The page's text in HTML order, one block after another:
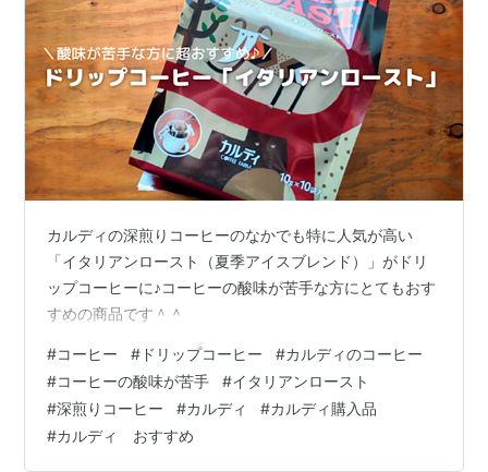
カルディの深煎りコーヒーのなかでも特に人気が高い
「イタリアンロースト（夏季アイスブレンド）」がドリ
ップコーヒーに♪コーヒーの酸味が苦手な方にとてもおす
すめの商品です＾＾
#コーヒー # ドリップコーヒー #カルディのコーヒー
#コーヒーの酸味が苦手 #イタリアンロースト
#深煎りコーヒー #カルディ #カルディ購入品
#カルディ おすすめ